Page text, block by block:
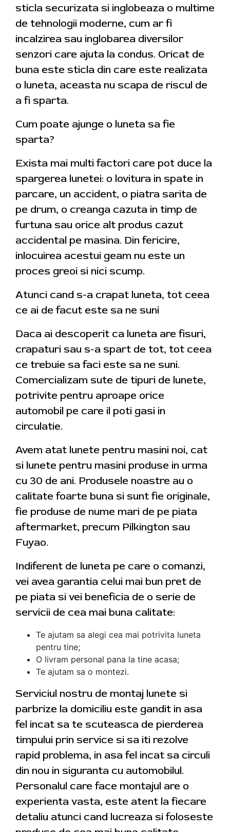
sticla securizata si inglobeaza o multime
de tehnologii moderne, cum ar fi
incalzirea sau inglobarea diversilor
senzori care ajuta la condus. Oricat de
buna este sticla din care este realizata
o luneta, aceasta nu scapa de riscul de
a fi sparta.
Cum poate ajunge o luneta sa fie
sparta?
Exista mai multi factori care pot duce la
spargerea lunetei: o lovitura in spate in
parcare, un accident, o piatra sarita de
pe drum, o creanga cazuta in timp de
furtuna sau orice alt produs cazut
accidental pe masina. Din fericire,
inlocuirea acestui geam nu este un
proces greoi si nici scump.
Atunci cand s-a crapat luneta, tot ceea
ce ai de facut este sa ne suni
Daca ai descoperit ca luneta are fisuri,
crapaturi sau s-a spart de tot, tot ceea
ce trebuie sa faci este sa ne suni.
Comercializam sute de tipuri de lunete,
potrivite pentru aproape orice
automobil pe care il poti gasi in
circulatie.
Avem atat lunete pentru masini noi, cat
si lunete pentru masini produse in urma
cu 30 de ani. Produsele noastre au o
calitate foarte buna si sunt fie originale,
fie produse de nume mari de pe piata
aftermarket, precum Pilkington sau
Fuyao.
Indiferent de luneta pe care o comanzi,
vei avea garantia celui mai bun pret de
pe piata si vei beneficia de o serie de
servicii de cea mai buna calitate:
Te ajutam sa alegi cea mai potrivita luneta
pentru tine;
O livram personal pana la tine acasa;
Te ajutam sa o montezi.
Serviciul nostru de montaj lunete si
parbrize la domiciliu este gandit in asa
fel incat sa te scuteasca de pierderea
timpului prin service si sa iti rezolve
rapid problema, in asa fel incat sa circuli
din nou in siguranta cu automobilul.
Personalul care face montajul are o
experienta vasta, este atent la fiecare
detaliu atunci cand lucreaza si foloseste